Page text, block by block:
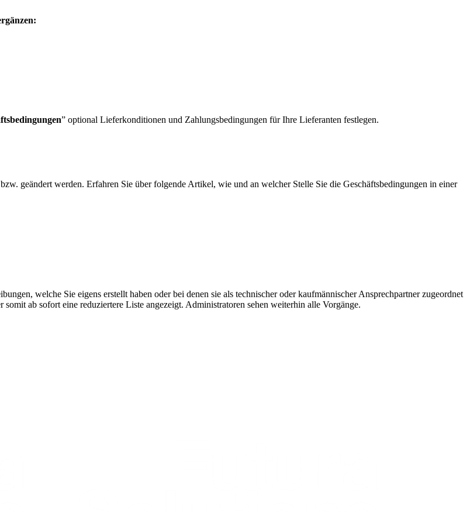
” optional Lieferkonditionen und Zahlungsbedingungen für Ihre Lieferanten festlegen.
geändert werden. Erfahren Sie über folgende Artikel, wie und an welcher Stelle Sie die Geschäftsbedingungen in einer
welche Sie eigens erstellt haben oder bei denen sie als technischer oder kaufmännischer Ansprechpartner zugeordnet
ab sofort eine reduziertere Liste angezeigt. Administratoren sehen weiterhin alle Vorgänge.